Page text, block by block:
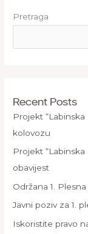
Pretraga
Recent Posts
Projekt
kolovozu
Projekt
obavijest
Održana 1.
Javni poziv za 1.
Iskoristite pravo